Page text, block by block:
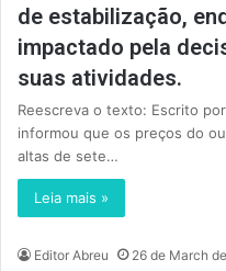
de estabilização,
impactado pela
suas atividades.
Reescreva o texto: Escrito
informou que os preços do
altas de sete…
Leia mais »
Editor Abreu 26 de March